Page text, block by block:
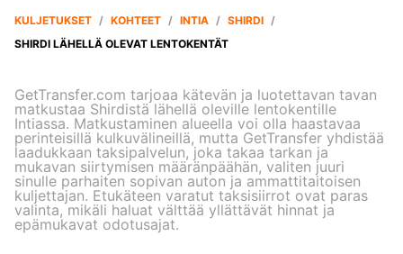
KULJETUKSET / KOHTEET / INTIA / SHIRDI /
SHIRDI LÄHELLÄ OLEVAT LENTOKENTÄT
GetTransfer.com tarjoaa kätevän ja luotettavan tavan
matkustaa Shirdistä lähellä oleville lentokentille
Intiassa. Matkustaminen alueella voi olla haastavaa
perinteisillä kulkuvälineillä, mutta GetTransfer yhdistää
laadukkaan taksipalvelun, joka takaa tarkan ja
mukavan siirtymisen määränpäähän, valiten juuri
sinulle parhaiten sopivan auton ja ammattitaitoisen
kuljettajan. Etukäteen varatut taksisiirrot ovat paras
valinta, mikäli haluat välttää yllättävät hinnat ja
epämukavat odotusajat.